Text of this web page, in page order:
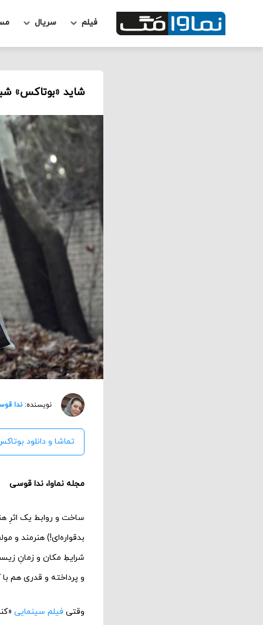
فیلم سریال
شاید «بوتاکس»
نویسنده: ندا
تماشا و دانلود
مجله نماوا، ندا قوسی
ساخت و روابط یک اثرِ
بدقواره‌ای!) هنرمند و
شرایطِ مکان و زمانِ
و پرداخته و قدری هم
وقتی فیلم سینمایی